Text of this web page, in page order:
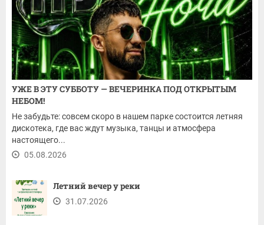
УЖЕ В ЭТУ СУББОТУ — ВЕЧЕРИНКА ПОД ОТКРЫТЫМ
НЕБОМ!
Не забудьте: совсем скоро в нашем парке состоится летняя
дискотека, где вас ждут музыка, танцы и атмосфера
настоящего...
05.08.2026
Летний вечер у реки
31.07.2026